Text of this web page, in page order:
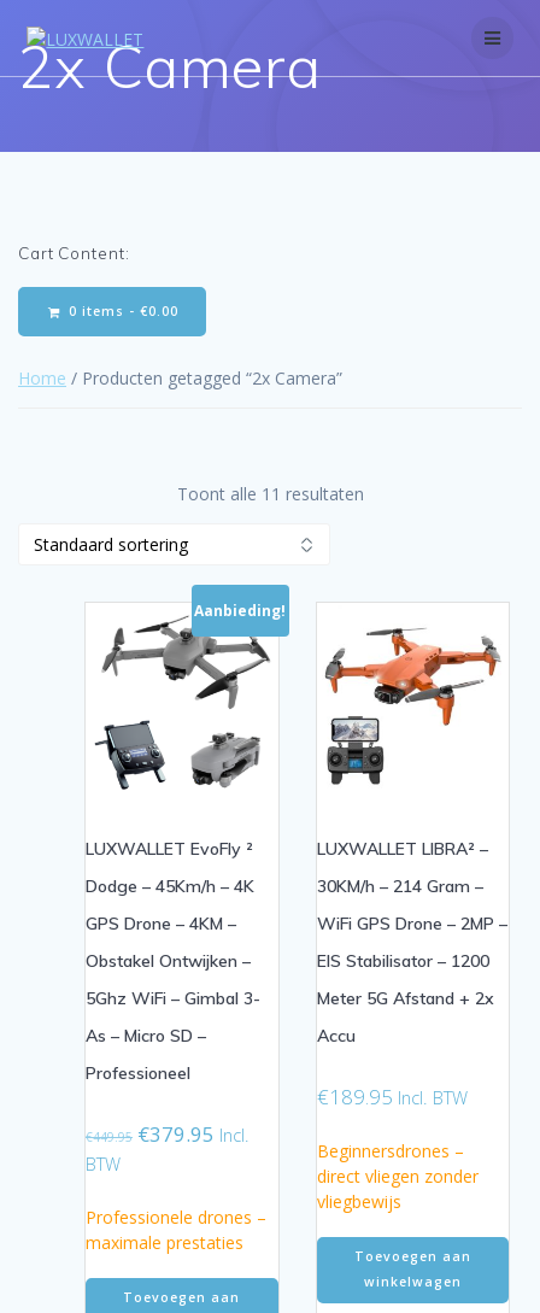
content
2x Camera
Cart Content:
0 items - €0.00
Home / Producten getagged “2x Camera”
Toont alle 11 resultaten
Aanbieding!
LUXWALLET EvoFly ²
Dodge – 45Km/h – 4K
GPS Drone – 4KM –
Obstakel Ontwijken –
5Ghz WiFi – Gimbal 3-
As – Micro SD –
Professioneel
€449.95 Oorspronkelijke
€449.95.
€379.95 Huidige
€379.95.
Incl.
BTW
Professionele drones –
maximale prestaties
Toevoegen aan
LUXWALLET LIBRA² –
30KM/h – 214 Gram –
WiFi GPS Drone – 2MP –
EIS Stabilisator – 1200
Meter 5G Afstand + 2x
Accu
€189.95 Incl. BTW
Beginnersdrones –
direct vliegen zonder
vliegbewijs
Toevoegen aan
winkelwagen